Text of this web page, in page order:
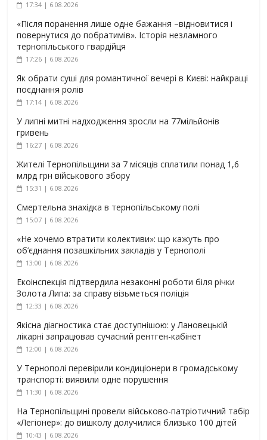
17:34 | 6.08.2026
«Після поранення лише одне бажання –відновитися і
повернутися до побратимів». Історія незламного
тернопільського гвардійця
17:26 | 6.08.2026
Як обрати суші для романтичної вечері в Києві: найкращі
поєднання ролів
17:14 | 6.08.2026
У липні митні надходження зросли на 77мільйонів
гривень
16:27 | 6.08.2026
Жителі Тернопільщини за 7 місяців сплатили понад 1,6
млрд грн військового збору
15:31 | 6.08.2026
Смертельна знахідка в тернопільському полі
15:07 | 6.08.2026
«Не хочемо втратити колективи»: що кажуть про
об’єднання позашкільних закладів у Тернополі
13:00 | 6.08.2026
Екоінспекція підтвердила незаконні роботи біля річки
Золота Липа: за справу візьметься поліція
12:33 | 6.08.2026
Якісна діагностика стає доступнішою: у Лановецькій
лікарні запрацював сучасний рентген-кабінет
12:00 | 6.08.2026
У Тернополі перевірили кондиціонери в громадському
транспорті: виявили одне порушення
11:30 | 6.08.2026
На Тернопільщині провели військово-патріотичний табір
«Легіонер»: до вишколу долучилися близько 100 дітей
10:43 | 6.08.2026